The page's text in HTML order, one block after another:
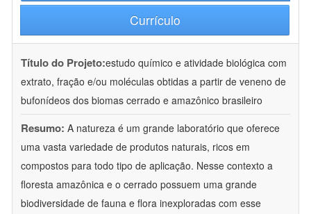
Currículo
Título do Projeto:estudo químico e atividade biológica com
extrato, fração e/ou moléculas obtidas a partir de veneno de
bufonídeos dos biomas cerrado e amazônico brasileiro
Resumo: A natureza é um grande laboratório que oferece
uma vasta variedade de produtos naturais, ricos em
compostos para todo tipo de aplicação. Nesse contexto a
floresta amazônica e o cerrado possuem uma grande
biodiversidade de fauna e flora inexploradas com esse